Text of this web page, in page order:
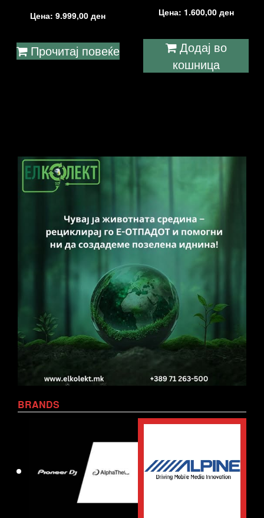
Цена:9.999,00ден
Прочитај повеќе
Цена: 1.600,00 ден
Додај во
кошница
BRANDS